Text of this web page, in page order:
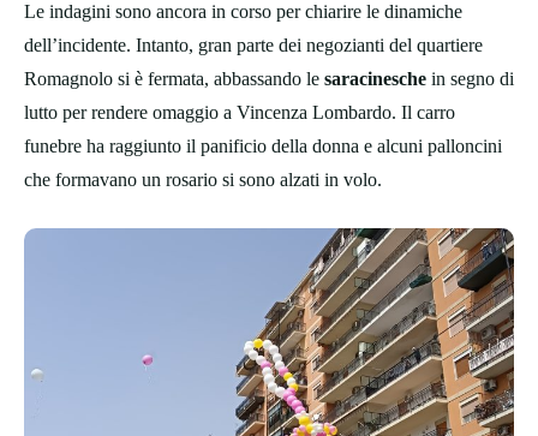
Le indagini sono ancora in corso per chiarire le dinamiche
dell’incidente. Intanto, gran parte dei negozianti del quartiere
Romagnolo si è fermata, abbassando le saracinesche in segno di
lutto per rendere omaggio a Vincenza Lombardo. Il carro
funebre ha raggiunto il panificio della donna e alcuni palloncini
che formavano un rosario si sono alzati in volo.